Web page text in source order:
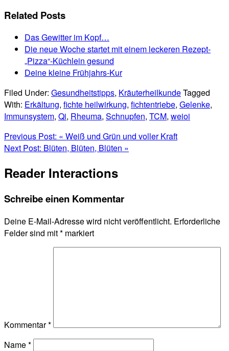
Related Posts
Das Gewitter im Kopf…
Die neue Woche startet mit einem leckeren Rezept-
„Pizza“-Küchlein gesund
Deine kleine Frühjahrs-Kur
Filed Under: Gesundheitstipps, KräuterheilkundeTagged
With: Erkältung, fichte heilwirkung, fichtentriebe, Gelenke,
Immunsystem, Qi, Rheuma, Schnupfen, TCM, weioi
Previous Post: « Weiß und Grün und voller Kraft
Next Post: Blüten, Blüten, Blüten »
Reader Interactions
Schreibe einen Kommentar
Deine E-Mail-Adresse wird nicht veröffentlicht. Erforderliche
Felder sind mit* markiert
Kommentar*
Name*